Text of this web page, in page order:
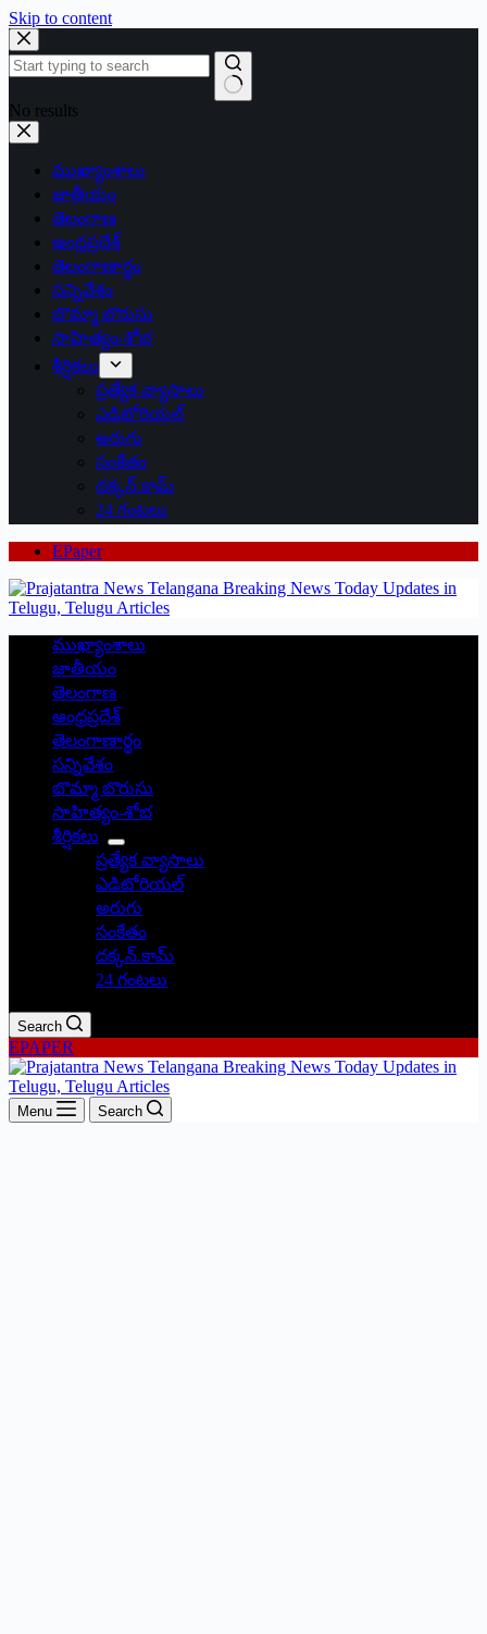
Skip to content
No results
ముఖ్యాంశాలు
జాతీయం
తెలంగాణ
ఆంధ్రప్రదేశ్
తెలంగాణార్థం
సన్నివేశం
బొమ్మా బొరుసు
సాహిత్యం-శోభ
శీర్షికలు
ప్రత్యేక వ్యాసాలు
ఎడిటోరియల్
అరుగు
సంకేతం
దక్కన్.కామ్
24 గంటలు
EPaper
ముఖ్యాంశాలు
జాతీయం
తెలంగాణ
ఆంధ్రప్రదేశ్
తెలంగాణార్థం
సన్నివేశం
బొమ్మా బొరుసు
సాహిత్యం-శోభ
శీర్షికలు
ప్రత్యేక వ్యాసాలు
ఎడిటోరియల్
అరుగు
సంకేతం
దక్కన్.కామ్
24 గంటలు
Search
EPAPER
Menu Search